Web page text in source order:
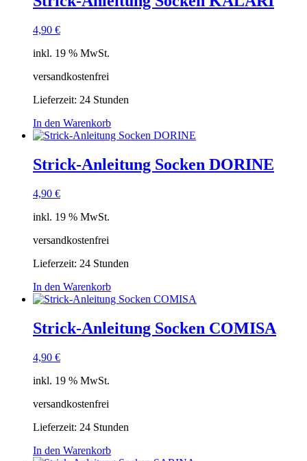
4,90 €
inkl. 19 % MwSt.
versandkostenfrei
Lieferzeit: 24 Stunden
In den Warenkorb
Strick-Anleitung Socken DORINE
4,90 €
inkl. 19 % MwSt.
versandkostenfrei
Lieferzeit: 24 Stunden
In den Warenkorb
Strick-Anleitung Socken COMISA
4,90 €
inkl. 19 % MwSt.
versandkostenfrei
Lieferzeit: 24 Stunden
In den Warenkorb